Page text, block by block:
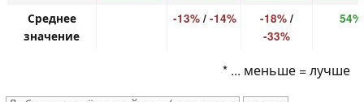
Среднее
значение
-13%/ -14% -18% /
-33%
54%
* ... меньше = лучше